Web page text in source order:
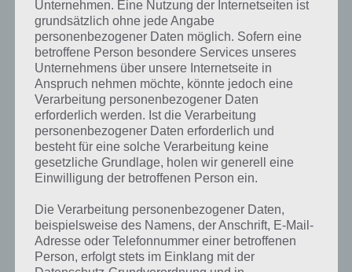
Kurze Begriffserklärung zur Lösung Dicht
Dicht ist die Lösung für das tägliche Rätsel am 21.5.2018 in 4 Bilder 1
Wort, doch welche Bedeutung hat dieses eigentlich und was gibt es
Unternehmen. Eine Nutzung der Internetseiten ist
grundsätzlich ohne jede Angabe
personenbezogener Daten möglich. Sofern eine
betroffene Person besondere Services unseres
Unternehmens über unsere Internetseite in
Anspruch nehmen möchte, könnte jedoch eine
Verarbeitung personenbezogener Daten
erforderlich werden. Ist die Verarbeitung
personenbezogener Daten erforderlich und
besteht für eine solche Verarbeitung keine
gesetzliche Grundlage, holen wir generell eine
Einwilligung der betroffenen Person ein.
Die Verarbeitung personenbezogener Daten,
beispielsweise des Namens, der Anschrift, E-Mail-
Adresse oder Telefonnummer einer betroffenen
Person, erfolgt stets im Einklang mit der